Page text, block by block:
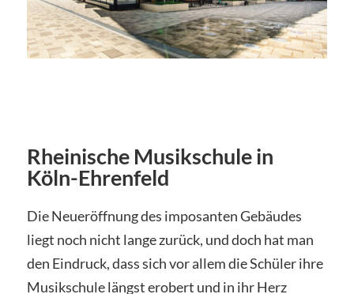
Rheinische Musikschule in
Köln-Ehrenfeld
Die Neueröffnung des imposanten Gebäudes
liegt noch nicht lange zurück, und doch hat man
den Eindruck, dass sich vor allem die Schüler ihre
Musikschule längst erobert und in ihr Herz